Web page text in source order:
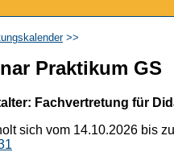
>>
Praktikum GS
Fachvertretung für
sich vom 14.10.2026 bis